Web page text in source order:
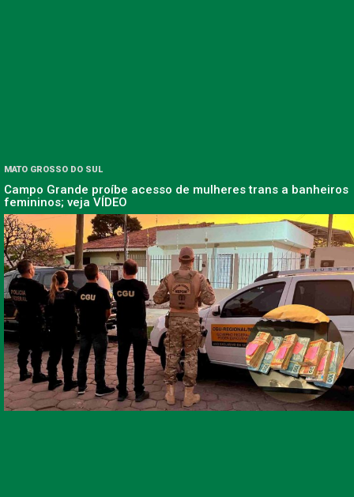
MATO GROSSO DO SUL
Campo Grande proíbe acesso de mulheres trans a banheiros
femininos; veja VÍDEO